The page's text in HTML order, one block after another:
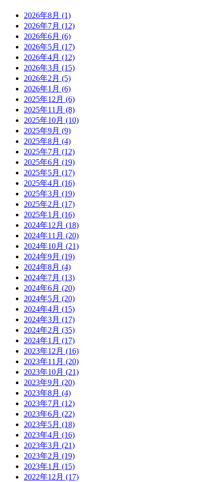
2026年8月 (1)
2026年7月 (12)
2026年6月 (6)
2026年5月 (17)
2026年4月 (12)
2026年3月 (15)
2026年2月 (5)
2026年1月 (6)
2025年12月 (6)
2025年11月 (8)
2025年10月 (10)
2025年9月 (9)
2025年8月 (4)
2025年7月 (12)
2025年6月 (19)
2025年5月 (17)
2025年4月 (16)
2025年3月 (19)
2025年2月 (17)
2025年1月 (16)
2024年12月 (18)
2024年11月 (20)
2024年10月 (21)
2024年9月 (19)
2024年8月 (4)
2024年7月 (13)
2024年6月 (20)
2024年5月 (20)
2024年4月 (15)
2024年3月 (17)
2024年2月 (35)
2024年1月 (17)
2023年12月 (16)
2023年11月 (20)
2023年10月 (21)
2023年9月 (20)
2023年8月 (4)
2023年7月 (12)
2023年6月 (22)
2023年5月 (18)
2023年4月 (16)
2023年3月 (21)
2023年2月 (19)
2023年1月 (15)
2022年12月 (17)